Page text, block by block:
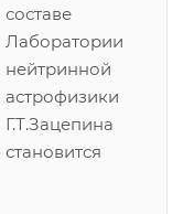
составе
Лаборатории
нейтринной
астрофизики
Г.Т.Зацепина
становится